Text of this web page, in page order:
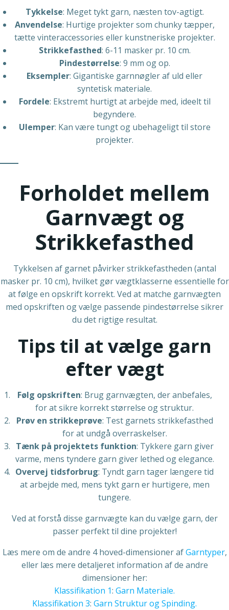
Tykkelse: Meget tykt garn, næsten tov-agtigt.
Anvendelse: Hurtige projekter som chunky tæpper,
tætte vinteraccessories eller kunstneriske projekter.
Strikkefasthed: 6-11 masker pr. 10 cm.
Pindestørrelse: 9 mm og op.
Eksempler: Gigantiske garnnøgler af uld eller
syntetisk materiale.
Fordele: Ekstremt hurtigt at arbejde med, ideelt til
begyndere.
Ulemper: Kan være tungt og ubehageligt til store
projekter.
Forholdet mellem
Garnvægt og
Strikkefasthed
Tykkelsen af garnet påvirker strikkefastheden (antal
masker pr. 10 cm), hvilket gør vægtklasserne essentielle for
at følge en opskrift korrekt. Ved at matche garnvægten
med opskriften og vælge passende pindestørrelse sikrer
du det rigtige resultat.
Tips til at vælge garn
efter vægt
Følg opskriften: Brug garnvægten, der anbefales,
for at sikre korrekt størrelse og struktur.
Prøv en strikkeprøve: Test garnets strikkefasthed
for at undgå overraskelser.
Tænk på projektets funktion: Tykkere garn giver
varme, mens tyndere garn giver lethed og elegance.
Overvej tidsforbrug: Tyndt garn tager længere tid
at arbejde med, mens tykt garn er hurtigere, men
tungere.
Ved at forstå disse garnvægte kan du vælge garn, der
passer perfekt til dine projekter!
Læs mere om de andre 4 hoved-dimensioner afGarntyper,
eller læs mere detaljeret information af de andre
dimensioner her:
Klassifikation 1: Garn Materiale.
Klassifikation 3: Garn Struktur og Spinding.